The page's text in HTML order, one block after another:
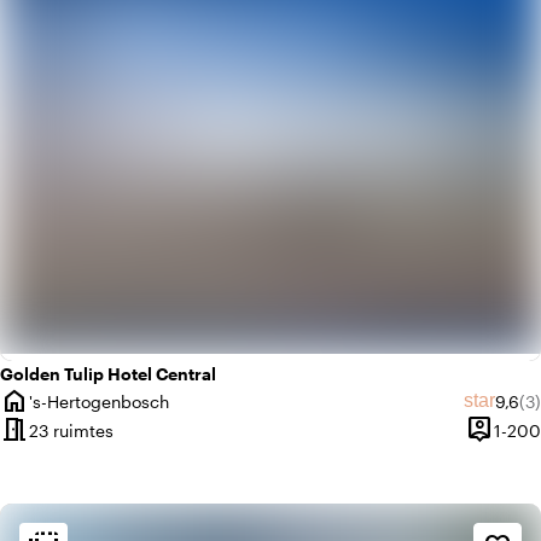
Golden Tulip Hotel Central
home
Plaats
's-Hertogenbosch star9,6(3)
meeting_room23 ruimtes person_pin1-200